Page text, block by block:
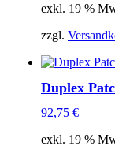
exkl. 19 %
zzgl.
Duplex
92,75 €
exkl. 19 %